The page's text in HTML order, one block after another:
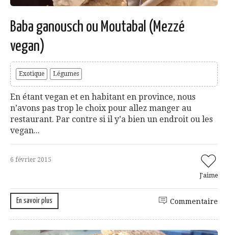
Baba ganousch ou Moutabal (Mezzé
vegan)
Exotique Légumes
En étant vegan et en habitant en province, nous
n’avons pas trop le choix pour allez manger au
restaurant. Par contre si il y’a bien un endroit ou les
vegan...
6 février 2015
J'aime
En savoir plus Commentaire